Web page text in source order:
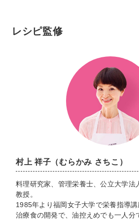
レシピ監修
村上 祥子（むらかみ さちこ）
料理研究家、管理栄養士、公立大学法
教授。
1985年より福岡女子大学で栄養指導講
治療食の開発で、油控えめでも一人分